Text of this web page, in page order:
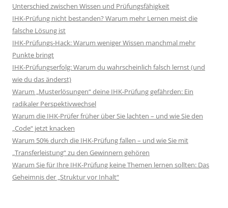
Unterschied zwischen Wissen und Prüfungsfähigkeit
IHK-Prüfung nicht bestanden? Warum mehr Lernen meist die
falsche Lösung ist
IHK-Prüfungs-Hack: Warum weniger Wissen manchmal mehr
Punkte bringt
IHK-Prüfungserfolg: Warum du wahrscheinlich falsch lernst (und
wie du das änderst)
Warum „Musterlösungen“ deine IHK-Prüfung gefährden: Ein
radikaler Perspektivwechsel
Warum die IHK-Prüfer früher über Sie lachten – und wie Sie den
„Code“ jetzt knacken
Warum 50% durch die IHK-Prüfung fallen – und wie Sie mit
„Transferleistung“ zu den Gewinnern gehören
Warum Sie für Ihre IHK-Prüfung keine Themen lernen sollten: Das
Geheimnis der „Struktur vor Inhalt“